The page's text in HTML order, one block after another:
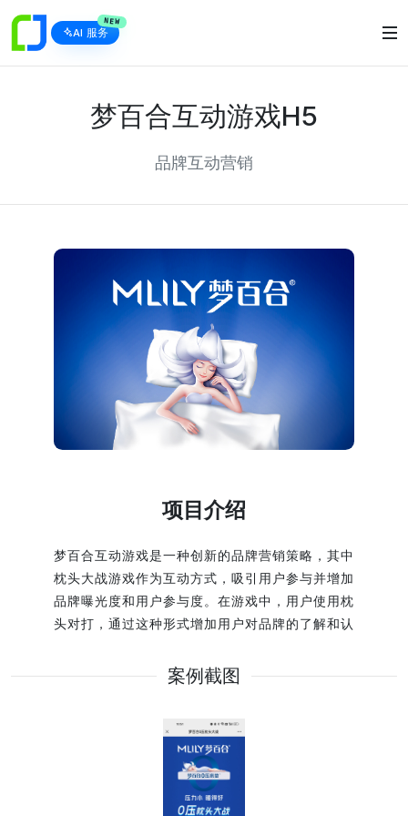
AI 服务
NEW
梦百合互动游戏H5
品牌互动营销
项目介绍
梦百合互动游戏是一种创新的品牌营销策略，其中
枕头大战游戏作为互动方式，吸引用户参与并增加
品牌曝光度和用户参与度。在游戏中，用户使用枕
头对打，通过这种形式增加用户对品牌的了解和认
种趣味性的互动方式，同时也是一种有效的品牌营
的品牌体验，为品牌营销带来新的机会和挑战。
该案例展示了九影网络在品牌互动营销游戏开发、
交互体验和数字化项目交付中的实践经验。
案例截图